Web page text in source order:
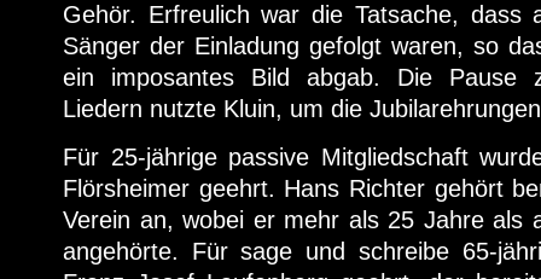
Gehör. Erfreulich war die Tatsache, dass
Sänger der Einladung gefolgt waren, so
ein imposantes Bild abgab. Die Pause
Liedern nutzte Kluin, um die
Für 25-jährige passive Mitgliedschaft
Flörsheimer geehrt. Hans Richter gehört
Verein an, wobei er mehr als 25 Jahre als
angehörte. Für sage und schreibe 65-